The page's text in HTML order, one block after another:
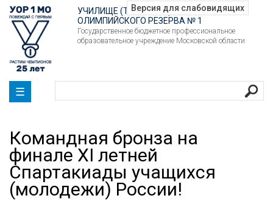
УЧИЛИЩЕ (ТЕХНИКУМ)
ОЛИМПИЙСКОГО РЕЗЕРВА № 1
Государственное бюджетное профессиональное
образовательное учреждение Московской области
☰
Командная бронза на
финале XI летней
Спартакиады учащихся
(молодежи) России!